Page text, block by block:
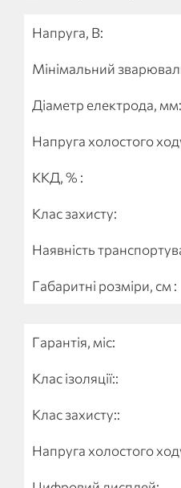
Напруга, В:
Мінімальний
Діаметр електрода, мм:
Напруга холостого
ККД, % :
Клас захисту:
Наявність
Габаритні розміри, см :
Гарантія, міс:
Клас ізоляції::
Клас захисту::
Напруга холостого